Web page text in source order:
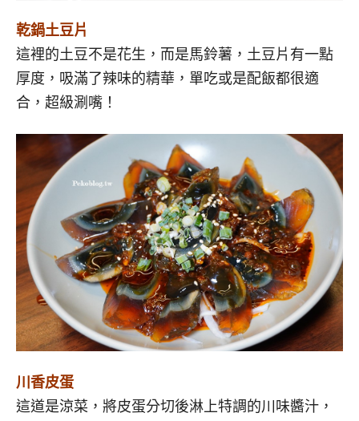
乾鍋土豆片
這裡的土豆不是花生，而是馬鈴薯，土豆片有一點
厚度，吸滿了辣味的精華，單吃或是配飯都很適
合，超級涮嘴！
川香皮蛋
這道是涼菜，將皮蛋分切後淋上特調的川味醬汁，